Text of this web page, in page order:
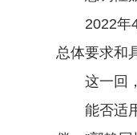
2022年4
总体要求和
这一回，
能否适用